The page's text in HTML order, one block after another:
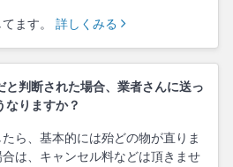
ます。 詳しくみる
と判断された場合、業者さんに送っ
なりますか？
ら、基本的には殆どの物が直りま
は、キャンセル料などは頂きませ